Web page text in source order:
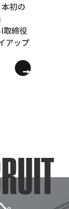
初の
取締役
アップ